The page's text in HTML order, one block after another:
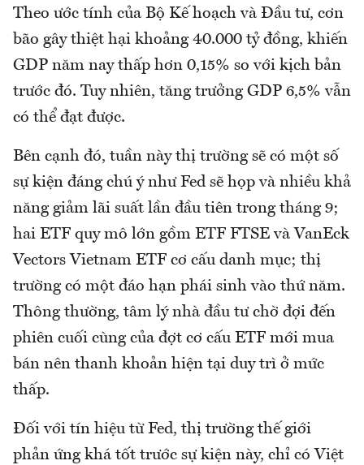
Theo ước tính của Bộ Kế hoạch và Đầu tư, cơn
bão gây thiệt hại khoảng 40.000 tỷ đồng, khiến
GDP năm nay thấp hơn 0,15% so với kịch bản
trước đó. Tuy nhiên, tăng trưởng GDP 6,5% vẫn
có thể đạt được.
Bên cạnh đó, tuần này thị trường sẽ có một số
sự kiện đáng chú ý như Fed sẽ họp và nhiều khả
năng giảm lãi suất lần đầu tiên trong tháng 9;
hai ETF quy mô lớn gồm ETF FTSE và VanEck
Vectors Vietnam ETF cơ cấu danh mục; thị
trường có một đáo hạn phái sinh vào thứ năm.
Thông thường, tâm lý nhà đầu tư chờ đợi đến
phiên cuối cùng của đợt cơ cấu ETF mới mua
bán nên thanh khoản hiện tại duy trì ở mức
thấp.
Đối với tín hiệu từ Fed, thị trường thế giới
phản ứng khá tốt trước sự kiện này, chỉ có Việt